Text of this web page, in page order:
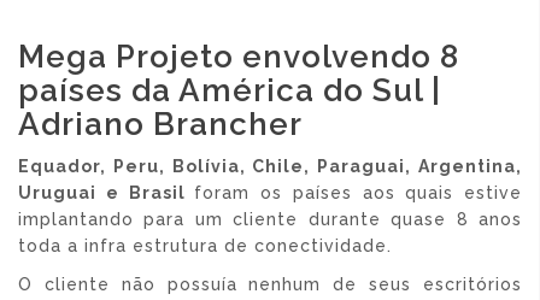
Mega Projeto envolvendo 8
países da América do Sul |
Adriano Brancher
Equador, Peru, Bolívia, Chile, Paraguai, Argentina,
Uruguai e Brasil foram os países aos quais estive
implantando para um cliente durante quase 8 anos
toda a infra estrutura de conectividade.
O cliente não possuía nenhum de seus escritórios